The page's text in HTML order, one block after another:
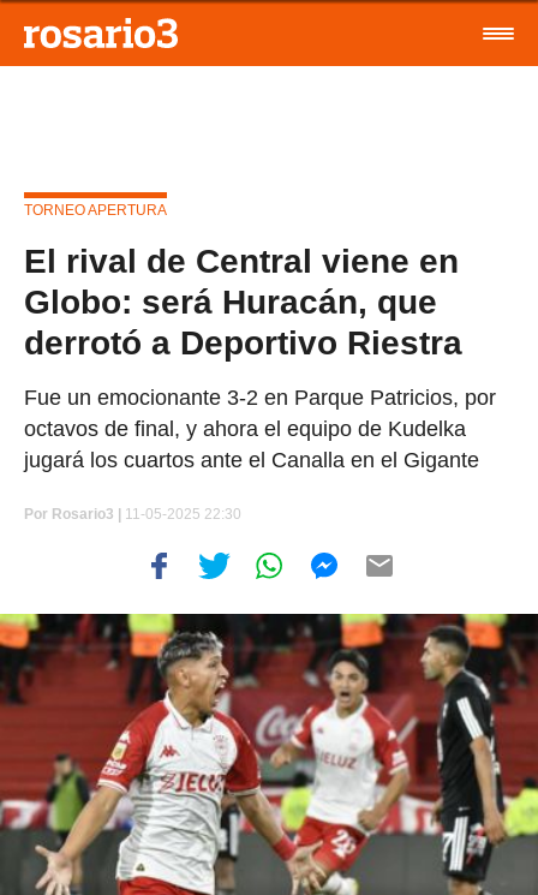
TORNEO APERTURA
El rival de Central viene en
Globo: será Huracán, que
derrotó a Deportivo Riestra
Fue un emocionante 3-2 en Parque Patricios, por
octavos de final, y ahora el equipo de Kudelka
jugará los cuartos ante el Canalla en el Gigante
Por Rosario3 | 11-05-2025 22:30